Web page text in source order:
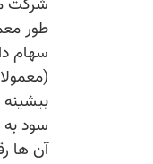
شرکت
طور
سهام
سود
آن ها